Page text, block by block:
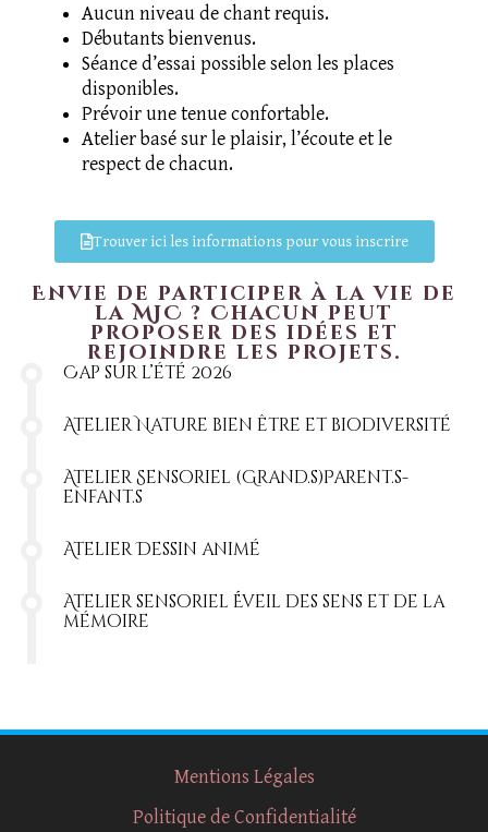
Aucun niveau de chant requis.
Débutants bienvenus.
Séance d’essai possible selon les places
disponibles.
Prévoir une tenue confortable.
Atelier basé sur le plaisir, l’écoute et le
respect de chacun.
Trouver ici les informations pour vous inscrire
Envie de participer à la vie de
la MJC ? Chacun peut
proposer des idées et
rejoindre les projets.
Cap sur l’été 2026
Atelier Nature bien être et biodiversité
Atelier Sensoriel (Grand.s)Parent.s-
enfant.s
Atelier Dessin animé
Atelier sensoriel Éveil des sens et de la
mémoire
Mentions Légales
Politique de Confidentialité